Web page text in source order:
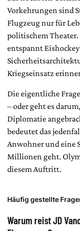
Vorkehrungen sind
Flugzeug nur für
politischem
entspannt
Kriegseinsatz
Die eigentliche
– oder geht es
Diplomatie
bedeutet das
Anwohner und eine
Millionen geht.
diesem Auftritt.
Häufig gestellte
Warum reist JD